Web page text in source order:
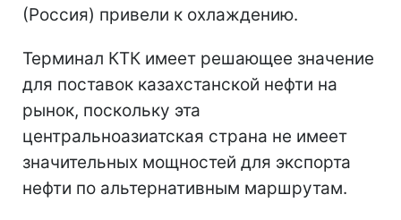
(Россия) привели к охлаждению.
Терминал КТК имеет решающее значение
для поставок казахстанской нефти на
рынок, поскольку эта
центральноазиатская страна не имеет
значительных мощностей для экспорта
нефти по альтернативным маршрутам.